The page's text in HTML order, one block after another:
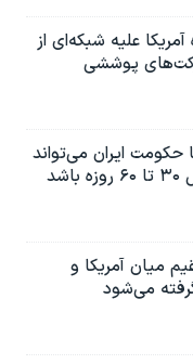
علیه شبکه‌ای از
پوششی
حکومت ایران می‌تواند
میان آمریکا و
می‌شود